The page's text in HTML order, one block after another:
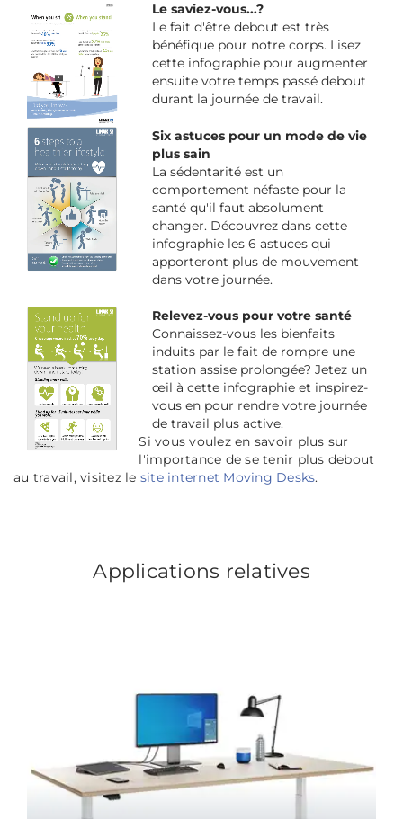
Le saviez-vous...?
Le fait d'être debout est très
bénéfique pour notre corps. Lisez
cette infographie pour augmenter
ensuite votre temps passé debout
durant la journée de travail.
Six astuces pour un mode de vie
plus sain
La sédentarité est un
comportement néfaste pour la
santé qu'il faut absolument
changer. Découvrez dans cette
infographie les 6 astuces qui
apporteront plus de mouvement
dans votre journée.
Relevez-vous pour votre santé
Connaissez-vous les bienfaits
induits par le fait de rompre une
station assise prolongée? Jetez un
œil à cette infographie et inspirez-
vous en pour rendre votre journée
de travail plus active.
Si vous voulez en savoir plus sur
l'importance de se tenir plus debout
au travail, visitez le site internet Moving Desks.
Applications relatives